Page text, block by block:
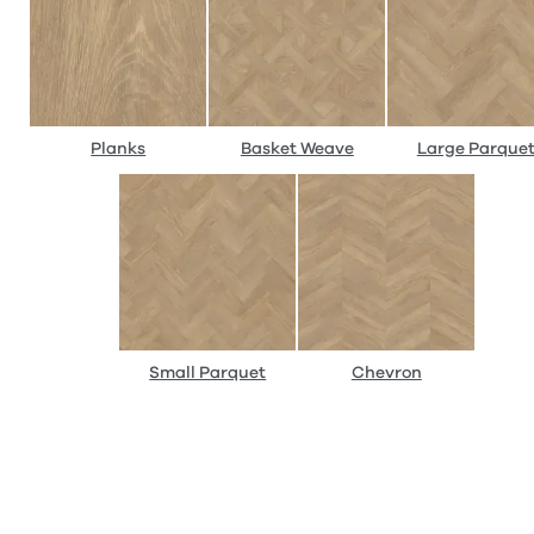
Planks Basket Weave Large Parquet
Small Parquet Chevron